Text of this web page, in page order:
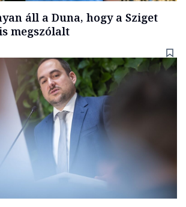
áll a Duna, hogy a Sziget
megszólalt